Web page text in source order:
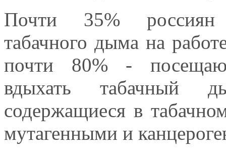
Почти 35% россиян
табачного дыма на
почти 80% -
вдыхать табачный
содержащиеся в
мутагенными и